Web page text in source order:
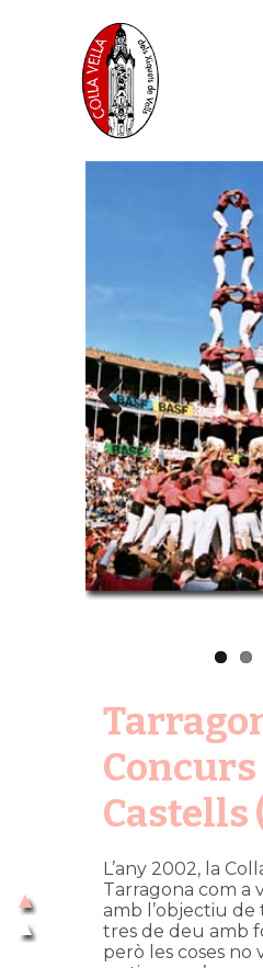
Previous
Concurs
Castells
L’any 2002, la
Tarragona com a
amb l’objectiu de
tres de deu amb
però les coses no